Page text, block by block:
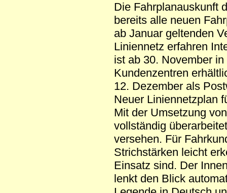
Die Fahrplanauskunft
bereits alle neuen
ab Januar geltenden
Liniennetz erfahren
ist ab 30. November
Kundenzentren
12. Dezember als
Neuer Liniennetzplan
Mit der Umsetzung
vollständig
versehen. Für
Strichstärken leicht
Einsatz sind. Der
lenkt den Blick